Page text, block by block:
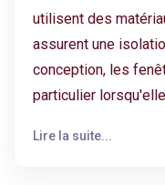
utilisent des
assurent une
conception, les
particulier
Lire la suite...